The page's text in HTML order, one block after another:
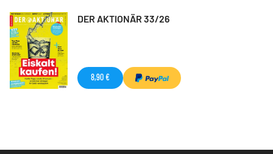
DER AKTIONÄR 33/26
8,90 €